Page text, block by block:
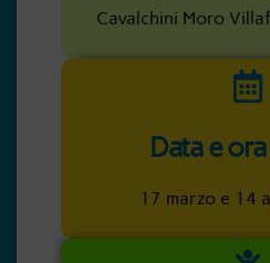
Cavalchini Moro
Data e
17 marzo e 14